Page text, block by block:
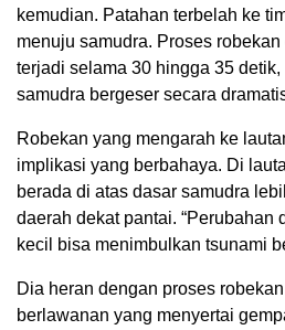
kemudian. Patahan terbelah ke
menuju samudra. Proses
terjadi selama 30 hingga 35
samudra bergeser secara
Robekan yang mengarah ke
implikasi yang berbahaya. Di
berada di atas dasar samudra
daerah dekat pantai. “Perubahan
kecil bisa menimbulkan tsunami
Dia heran dengan proses
berlawanan yang menyertai